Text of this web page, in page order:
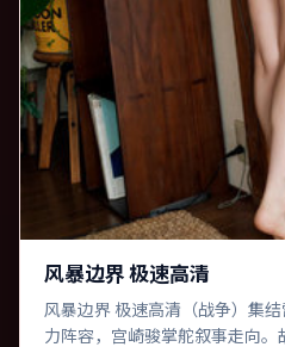
风暴边界 极速高清
风暴边界 极速高清（战争）集
力阵容，宫崎骏掌舵叙事走向。